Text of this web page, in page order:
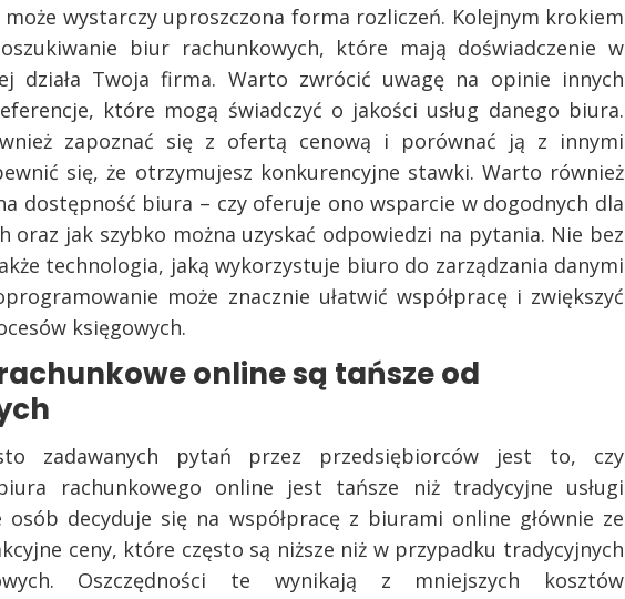
może wystarczy uproszczona forma rozliczeń. Kolejnym krokiem
biur rachunkowych, które mają doświadczenie w
działa Twoja firma. Warto zwrócić uwagę na opinie innych
które mogą świadczyć o jakości usług danego biura.
zapoznać się z ofertą cenową i porównać ją z innymi
się, że otrzymujesz konkurencyjne stawki. Warto również
dostępność biura – czy oferuje ono wsparcie w dogodnych dla
oraz jak szybko można uzyskać odpowiedzi na pytania. Nie bez
technologia, jaką wykorzystuje biuro do zarządzania danymi
może znacznie ułatwić współpracę i zwiększyć
księgowych.
online są tańsze od
zadawanych pytań przez przedsiębiorców jest to, czy
rachunkowego online jest tańsze niż tradycyjne usługi
osób decyduje się na współpracę z biurami online głównie ze
ceny, które często są niższe niż w przypadku tradycyjnych
Oszczędności te wynikają z mniejszych kosztów